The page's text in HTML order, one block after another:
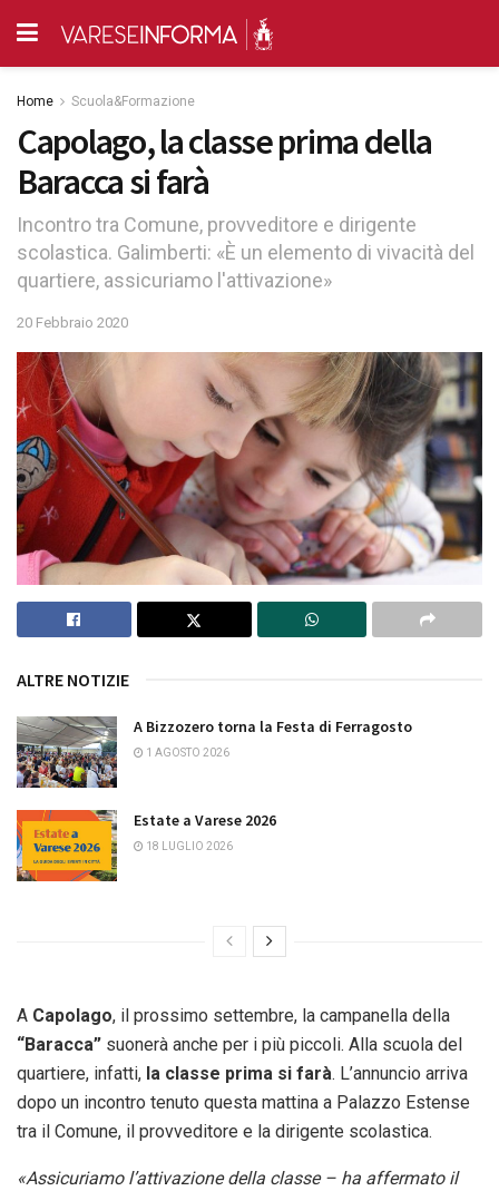
Home Scuola&Formazione
Capolago, la classe prima della
Baracca si farà
Incontro tra Comune, provveditore e dirigente
scolastica. Galimberti: «È un elemento di vivacità del
quartiere, assicuriamo l'attivazione»
20 Febbraio 2020
ALTRE NOTIZIE
A Bizzozero torna la Festa di Ferragosto
1 AGOSTO 2026
Estate a Varese 2026
18 LUGLIO 2026
A Capolago, il prossimo settembre, la campanella della
“Baracca” suonerà anche per i più piccoli. Alla scuola del
quartiere, infatti, la classe prima si farà. L’annuncio arriva
dopo un incontro tenuto questa mattina a Palazzo Estense
tra il Comune, il provveditore e la dirigente scolastica.
«Assicuriamo l’attivazione della classe – ha affermato il